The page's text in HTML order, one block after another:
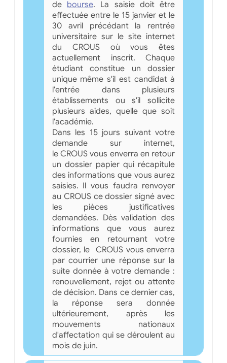
de bourse. La saisie doit être
effectuée entre le 15 janvier et le
30 avril précédant la rentrée
universitaire sur le site internet
du CROUS où vous êtes
actuellement inscrit. Chaque
étudiant constitue un dossier
unique même s'il est candidat à
l'entrée dans plusieurs
établissements ou s'il sollicite
plusieurs aides, quelle que soit
l'académie.
Dans les 15 jours suivant votre
demande sur internet,
le CROUS vous enverra en retour
un dossier papier qui récapitule
des informations que vous aurez
saisies. Il vous faudra renvoyer
au CROUS ce dossier signé avec
les pièces justificatives
demandées. Dès validation des
informations que vous aurez
fournies en retournant votre
dossier, le CROUS vous enverra
par courrier une réponse sur la
suite donnée à votre demande :
renouvellement, rejet ou attente
de décision. Dans ce dernier cas,
la réponse sera donnée
ultérieurement, après les
mouvements nationaux
d'affectation qui se déroulent au
mois de juin.